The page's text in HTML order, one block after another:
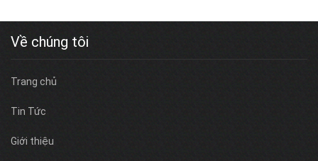
Về chúng tôi
Trang chủ
Tin Tức
Giới thiệu